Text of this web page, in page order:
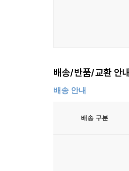
배송/반품/교환 안내
배송 안내
배송 구분